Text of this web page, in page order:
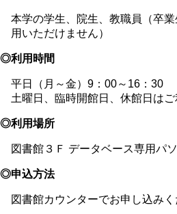
本学の学生、院生、教職員（卒
用いただけません）
◎利用時間
平日（月～金）9：00～16：30
土曜日、臨時開館日、休館日は
◎利用場所
図書館３Ｆ データベース専用パ
◎申込方法
図書館カウンターでお申し込みく